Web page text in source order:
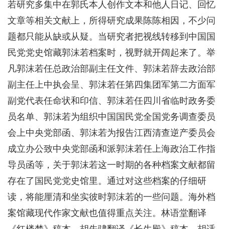
若研究多集中在郭氏本人创作文本和他人日记、回忆
文章等相关文献上，所得研究成果陈陈相因，不少问
题都只能从缺或从疑。当研究者把视线转移到中国国
民党党史馆藏郭沫若档案时，视野就开阔起来了。举
凡郭沫若任总政治部副主任文件、郭沫若辞去政治部
副主任上中执会呈、郭沫若任第四集团军第二方面军
副党代表任命状和印信、郭沫若任四川省临时政务委
员名单、郭沫若为组织中国国民党全国党务调查委员
会上中央党部函、郭沫若为报告江西清查逆产委员会
成立办公致中央党部函和派郭沫若任上海政治工作指
导员函等，关于郭沫若这一时期的各种档案文献都留
存在了国民党党史馆里。通过对这些档案的仔细研
读，将能厘清和坐实彼时郭沫若的一些问题。海外档
案馆藏现代作家文献也值得重点关注。林语堂翻译